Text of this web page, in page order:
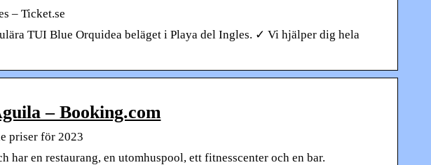
– Ticket.se
TUI Blue Orquidea beläget i Playa del Ingles. ✓ Vi hjälper dig hela
– Booking.com
priser för 2023
en restaurang, en utomhuspool, ett fitnesscenter och en bar.